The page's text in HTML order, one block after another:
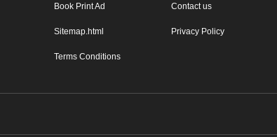
Book Print Ad Contact us
Sitemap.html Privacy Policy
Terms Conditions